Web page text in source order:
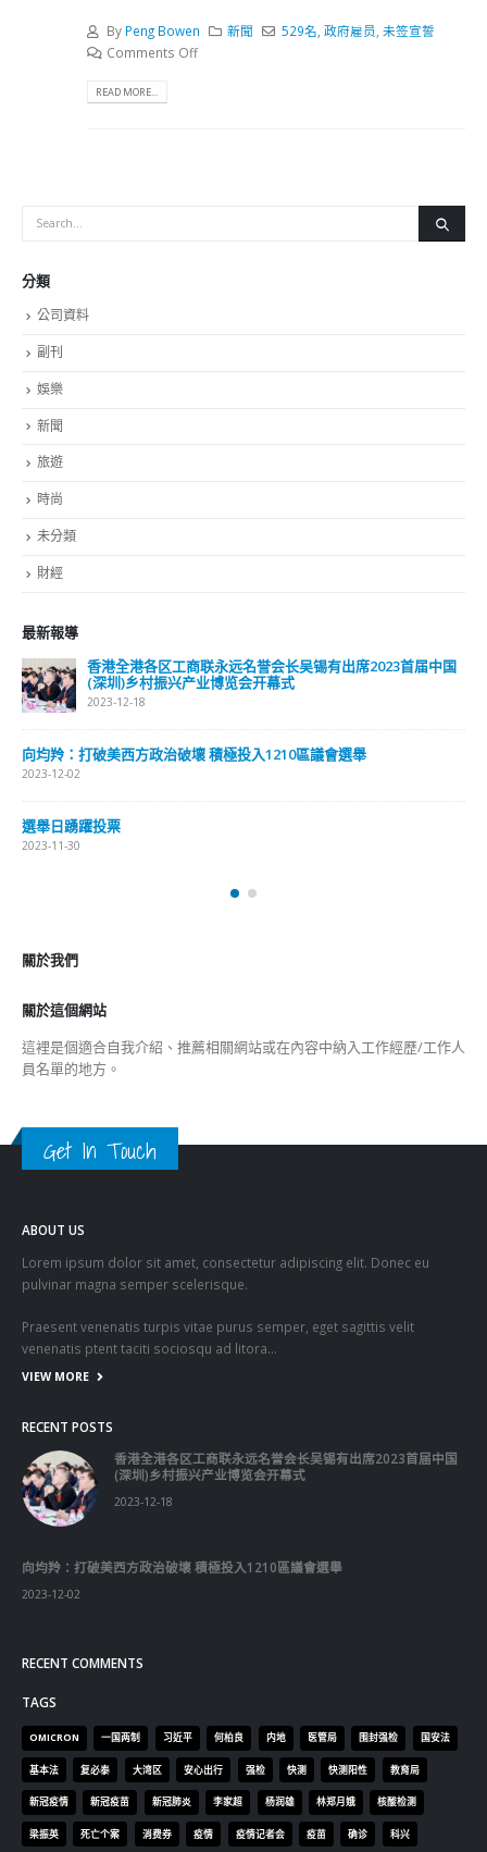
By Peng Bowen 新聞 529名 ,政府雇员 ,未签宣誓
Comments Off
READ MORE...
分類
公司資料
副刊
娛樂
新聞
旅遊
時尚
未分類
財經
最新報導
香港全港各区工商联永远名誉会长吴锡有出席2023首届中国
(深圳)乡村振兴产业博览会开幕式
2023-12-18
向均羚：打破美西方政治破壞 積極投入1210區議會選舉
2023-12-02
選舉日踴躍投票
2023-11-30
關於我們
關於這個網站
這裡是個適合自我介紹、推薦相關網站或在內容中納入工作經歷/工作人
員名單的地方。
Get In Touch
ABOUT US
Lorem ipsum dolor sit amet, consectetur adipiscing elit. Donec eu
pulvinar magna semper scelerisque.
Praesent venenatis turpis vitae purus semper, eget sagittis velit
venenatis ptent taciti sociosqu ad litora…
VIEW MORE
RECENT POSTS
香港全港各区工商联永远名誉会长吴锡有出席2023首届中国
(深圳)乡村振兴产业博览会开幕式
2023-12-18
向均羚：打破美西方政治破壞 積極投入1210區議會選舉
2023-12-02
RECENT COMMENTS
TAGS
OMICRON 一国两制 习近平 何柏良 内地 医管局 围封强检 国安法
基本法 复必泰 大湾区 安心出行 强检 快测 快测阳性 教育局
新冠疫情 新冠疫苗 新冠肺炎 李家超 杨润雄 林郑月娥 核酸检测
梁振英 死亡个案 消费券 疫情 疫情记者会 疫苗 确诊 科兴